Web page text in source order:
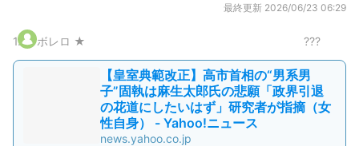
最終更新 2026/06/23 06:29
1. ボレロ ★ ???
【皇室典範改正】高市首相の“男系男
子”固執は麻生太郎氏の悲願「政界引退
の花道にしたいはず」研究者が指摘（女
性自身） - Yahoo!ニュース
news.yahoo.co.jp